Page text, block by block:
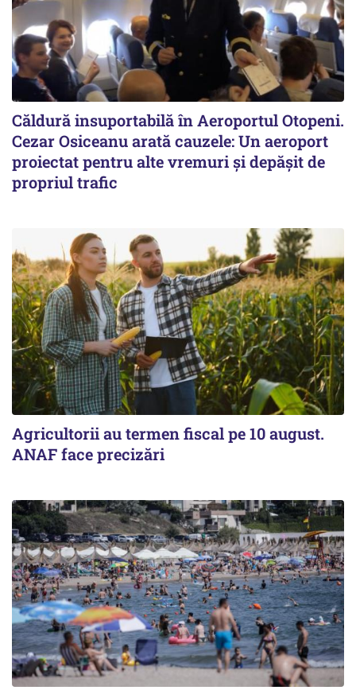
Căldură insuportabilă în Aeroportul Otopeni.
Cezar Osiceanu arată cauzele: Un aeroport
proiectat pentru alte vremuri și depășit de
propriul trafic
Agricultorii au termen fiscal pe 10 august.
ANAF face precizări